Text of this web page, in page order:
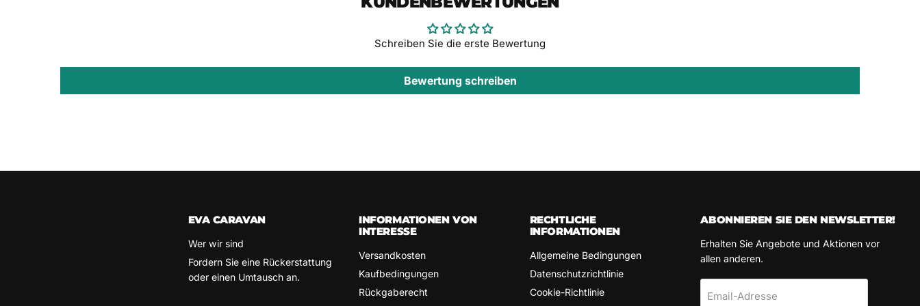
Schreiben Sie die erste Bewertung
Bewertung schreiben
EVA CARAVAN
Wer wir sind
Fordern Sie eine Rückerstattung
oder einen Umtausch an.
INFORMATIONEN VON
INTERESSE
Versandkosten
Kaufbedingungen
Rückgaberecht
RECHTLICHE
INFORMATIONEN
Allgemeine Bedingungen
Datenschutzrichtlinie
Cookie-Richtlinie
ABONNIEREN SIE DEN NEWSLETTER!
Erhalten Sie Angebote und Aktionen vor
allen anderen.
Email-Adresse